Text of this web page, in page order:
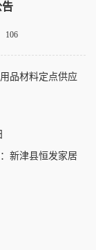
告
106
品材料定点供应
新津县恒发家居